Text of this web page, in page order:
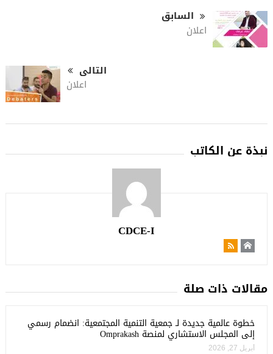
السابق
اعلان
التالى
اعلان
نبذة عن الكاتب
CDCE-I
مقالات ذات صلة
خطوة عالمية جديدة لـ جمعية التنمية المجتمعية: انضمام رسمي
إلى المجلس الاستشاري لمنصة Omprakash
أبريل 27, 2026